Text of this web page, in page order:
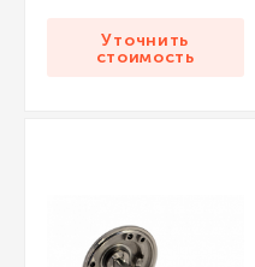
Уточнить
стоимость